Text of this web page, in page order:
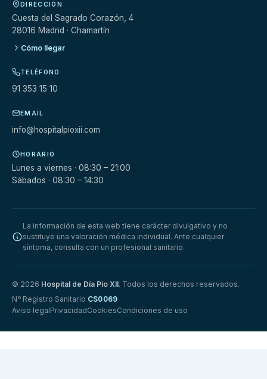
DIRECCIÓN
Cuesta del Sagrado Corazón, 4
28016 Madrid · Chamartín
Cómo llegar
TELÉFONO
91 353 15 10
EMAIL
info@hospitalpioxii.com
HORARIO
Lunes a viernes · 08:30 – 21:00
Sábados · 08:30 – 14:30
La información de esta web tiene carácter divulgativo y no
sustituye una valoración médica individual. Ante cualquier
síntoma, consulta con un profesional sanitario.
© 2026 Hospital de Día Pío XII. Todos los derechos reservados.
Nº Registro Sanitario CS0069
Aviso legalPrivacidadCookiesCondiciones de uso